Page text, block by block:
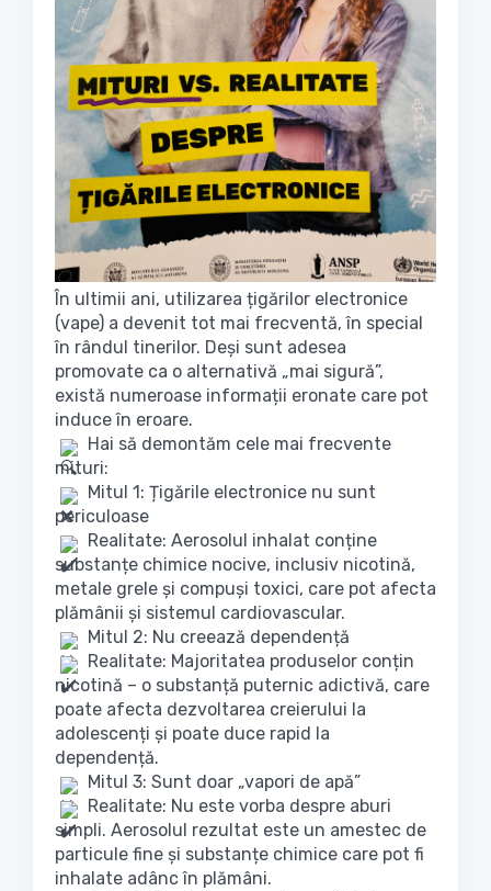
În ultimii ani, utilizarea țigărilor electronice
(vape) a devenit tot mai frecventă, în special
în rândul tinerilor. Deși sunt adesea
promovate ca o alternativă „mai sigură”,
există numeroase informații eronate care pot
induce în eroare.
Hai să demontăm cele mai frecvente
mituri:
Mitul 1: Țigările electronice nu sunt
periculoase
Realitate: Aerosolul inhalat conține
substanțe chimice nocive, inclusiv nicotină,
metale grele și compuși toxici, care pot afecta
plămânii și sistemul cardiovascular.
Mitul 2: Nu creează dependență
Realitate: Majoritatea produselor conțin
nicotină – o substanță puternic adictivă, care
poate afecta dezvoltarea creierului la
adolescenți și poate duce rapid la
dependență.
Mitul 3: Sunt doar „vapori de apă”
Realitate: Nu este vorba despre aburi
simpli. Aerosolul rezultat este un amestec de
particule fine și substanțe chimice care pot fi
inhalate adânc în plămâni.